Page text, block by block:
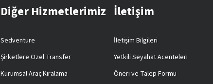
Diğer Hizmetlerimiz
Sedventure
Şirketlere Özel Transfer
Kurumsal Araç Kiralama
İletişim
İletişim Bilgileri
Yetkili Seyahat Acenteleri
Öneri ve Talep Formu